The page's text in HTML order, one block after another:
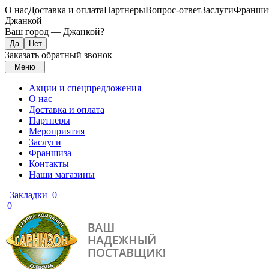
О насДоставка и оплатаПартнерыВопрос-ответЗаслуги
Джанкой
Ваш город — Джанкой?
Заказать обратный звонок
Меню
Акции и спецпредложения
О нас
Доставка и оплата
Партнеры
Мероприятия
Заслуги
Франшиза
Контакты
Наши магазины
Закладки 0
0